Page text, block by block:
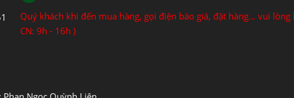
Quý khách khi đến mua hàng, gọi điện báo giá, đặt hàng... vui
CN: 9h - 16h )